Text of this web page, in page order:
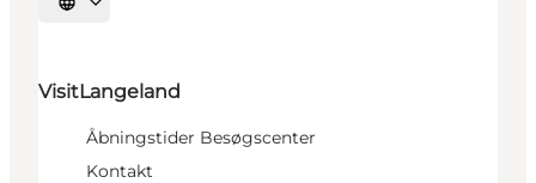
Vælg sprog
VisitLangeland
Åbningstider Besøgscenter
Kontakt